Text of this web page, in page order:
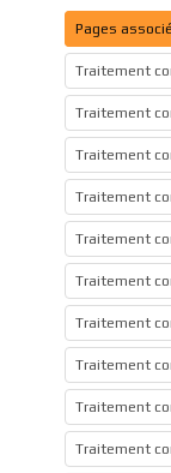
Pages
Traitement
Traitement
Traitement
Traitement
Traitement
Traitement
Traitement
Traitement
Traitement
Traitement